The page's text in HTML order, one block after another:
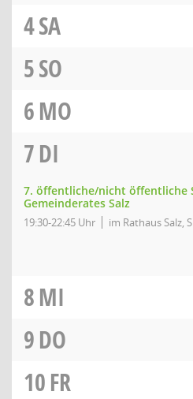
4SA
5SO
6MO
7DI
7. öffentliche/nicht öffentliche
Gemeinderates Salz
19:30-22:45 Uhr im Rathaus Salz,
8MI
9DO
10FR